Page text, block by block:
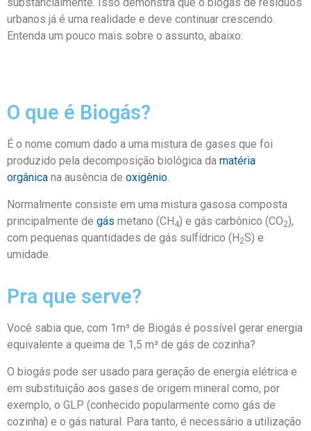
urbanos já é uma realidade e deve continuar crescendo.
Entenda um pouco mais sobre o assunto, abaixo:
O que é Biogás?
É o nome comum dado a uma mistura de gases que foi
produzido pela decomposição biológica da matéria
orgânica na ausência de oxigênio.
Normalmente consiste em uma mistura gasosa composta
principalmente de gás metano (CH4) e gás carbônico (CO2),
com pequenas quantidades de gás sulfídrico (H2S) e
umidade.
Pra que serve?
Você sabia que, com 1m³ de Biogás é possível gerar energia
equivalente a queima de 1,5 m³ de gás de cozinha?
O biogás pode ser usado para geração de energia elétrica e
em substituição aos gases de origem mineral como, por
exemplo, o GLP (conhecido popularmente como gás de
cozinha) e o gás natural. Para tanto, é necessário a utilização